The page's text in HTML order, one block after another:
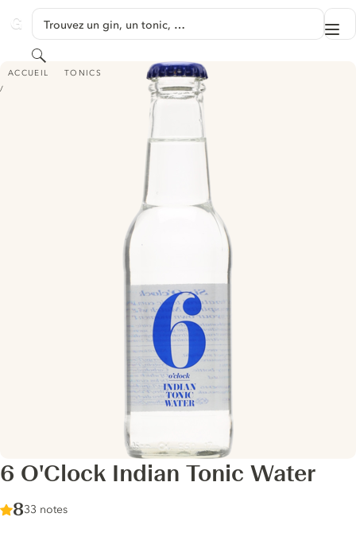
GINVENTORY
Trouvez un gin, un tonic, …
Rechercher
ACCUEIL TONICS
6 O'CLOCK INDIAN TONIC WATER
6 O'Clock Indian Tonic Water
Score :
8/ 10
33 notes